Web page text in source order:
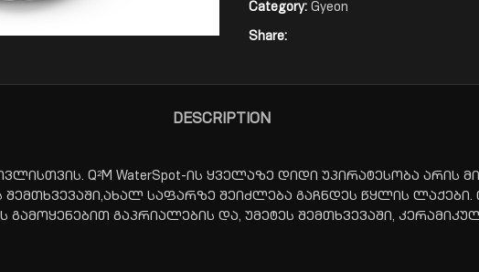
Category: Gyeon
Share:
DESCRIPTION
Q²M WaterSpot-ის ყველაზე დიდი უპირატესობა არის
საფარზე შეიძლება გაჩნდეს წყლის
გამოყენებით გაპრიალების და, უმეტეს შემთხვევაში,